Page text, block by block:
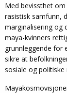
Med bevissthet
rasistisk samfunn,
marginalisering og
maya-kvinners
grunnleggende for
sikre at
sosiale og politiske